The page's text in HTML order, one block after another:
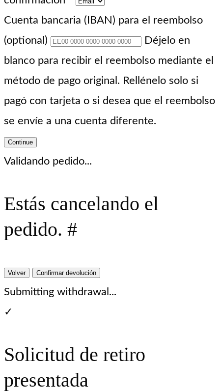
Cuenta bancaria (IBAN) para el reembolso
(optional)
Déjelo en
blanco para recibir el reembolso mediante el
método de pago original. Rellénelo solo si
pagó con tarjeta o si desea que el reembolso
se envíe a una cuenta diferente.
Continue
Validando pedido...
Estás cancelando el
pedido. #
Volver Confirmar devolución
Submitting withdrawal...
✓
Solicitud de retiro
presentada